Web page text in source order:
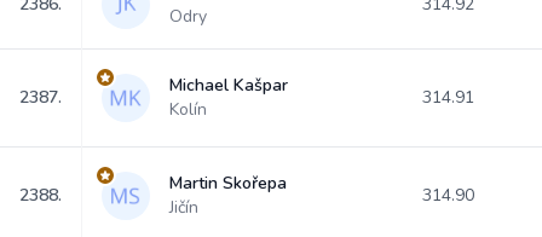
Odry
2387.
Michael Kašpar
Kolín
314.91
2388.
Martin Skořepa
Jičín
314.90